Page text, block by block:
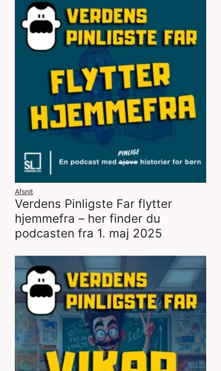
Afsnit
Verdens Pinligste Far flytter
hjemmefra – her finder du
podcasten fra 1. maj 2025